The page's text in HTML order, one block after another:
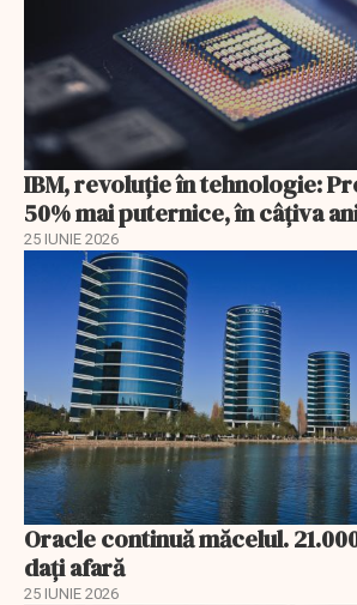
IBM, revoluţie în tehnologie:
50% mai puternice, în câţiva
25 IUNIE 2026
Oracle continuă măcelul.
dați afară
25 IUNIE 2026